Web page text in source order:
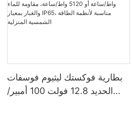
بطارية فوكستك ليثيوم فوسفات
الحديد 12.8 فولت 100 أمبير/